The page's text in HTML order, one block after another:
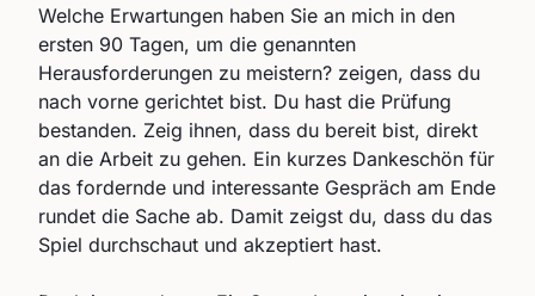
Welche Erwartungen haben Sie an mich in den
ersten 90 Tagen, um die genannten
Herausforderungen zu meistern? zeigen, dass du
nach vorne gerichtet bist. Du hast die Prüfung
bestanden. Zeig ihnen, dass du bereit bist, direkt
an die Arbeit zu gehen. Ein kurzes Dankeschön für
das fordernde und interessante Gespräch am Ende
rundet die Sache ab. Damit zeigst du, dass du das
Spiel durchschaut und akzeptiert hast.